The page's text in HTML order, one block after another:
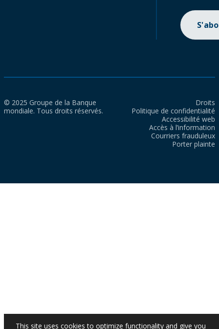
© 2025 Groupe de la Banque
mondiale. Tous droits réservés.
Droits
Politique de confidentialité
Accessibilité web
Accès à l’information
Courriers frauduleux
Porter plainte
This site uses cookies to optimize functionality and give you